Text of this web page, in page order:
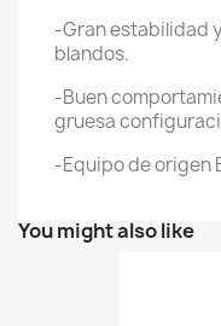
-Gran estabilidad
blandos.
-Buen
gruesa
-Equipo de origen
You might also like